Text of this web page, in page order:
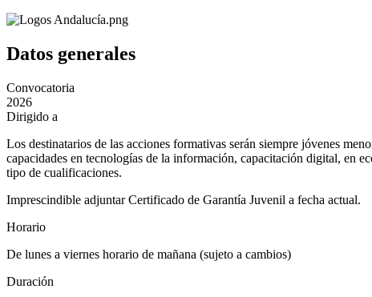
Datos generales
Convocatoria
2026
Dirigido a
Los destinatarios de las acciones formativas serán siempre jóvenes
capacidades en tecnologías de la información, capacitación digital, en
tipo de cualificaciones.
Imprescindible adjuntar Certificado de Garantía Juvenil a fecha actual.
Horario
De lunes a viernes horario de mañana (sujeto a cambios)
Duración